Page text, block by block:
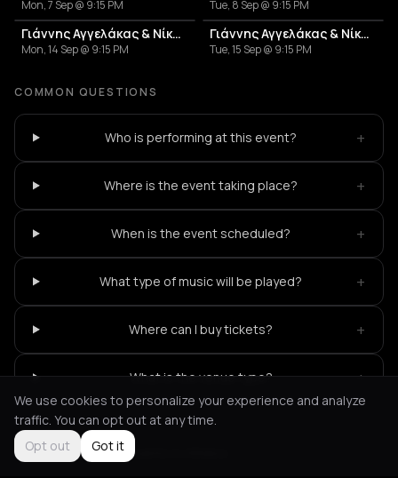
Mon, 7 Sep @ 9:15 PM Tue, 8 Sep @ 9:15 PM
Γιάννης Αγγελάκας & Νίκος Βελιώτης - Λύκοι Λάιβ
Mon, 14 Sep @ 9:15 PM
Γιάννης Αγγελάκας & Νίκος Βελιώτης - Λύκοι Λάιβ
Tue, 15 Sep @ 9:15 PM
COMMON QUESTIONS
Who is performing at this event? +
Where is the event taking place? +
When is the event scheduled? +
What type of music will be played? +
Where can I buy tickets? +
What is the venue type? +
Not feeling it? All events in Athens
We use cookies to personalize your experience and analyze
traffic. You can opt out at any time.
Opt out
Got it